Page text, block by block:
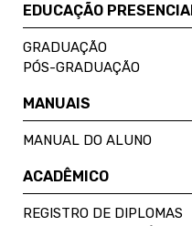
EDUCAÇÃO
GRADUAÇÃO
PÓS-GRADUAÇÃO
MANUAIS
MANUAL DO ALUNO
ACADÊMICO
REGISTRO DE DIPLOMAS